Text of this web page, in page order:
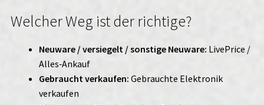
Welcher Weg ist der richtige?
Neuware / versiegelt / sonstige Neuware: LivePrice /
Alles‑Ankauf
Gebraucht verkaufen: Gebrauchte Elektronik
verkaufen